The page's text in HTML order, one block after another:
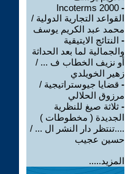
-
Incoterms 2000
القواعد التجارية الدولية /
محمد عبد الكريم يوسف
- النتائج الايتيقية
والجمالية لما بعد الحداثة
أو نزيف الخطاب ف ... /
زهير الخويلدي
- قضايا جيوستراتيجية /
مرزوق الحلالي
- ثلاثة صيغ للنظرية
الجديدة ( مخطوطات )
....تنتظر دار النشر ال ... /
حسين عجيب
المزيد.....